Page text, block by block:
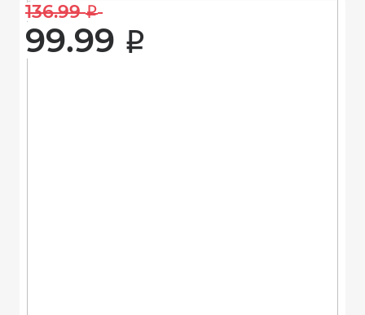
136.99 i
99.99 i